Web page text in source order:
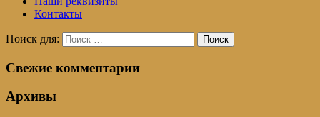
Контакты
Поиск для: Поиск
Свежие комментарии
Архивы